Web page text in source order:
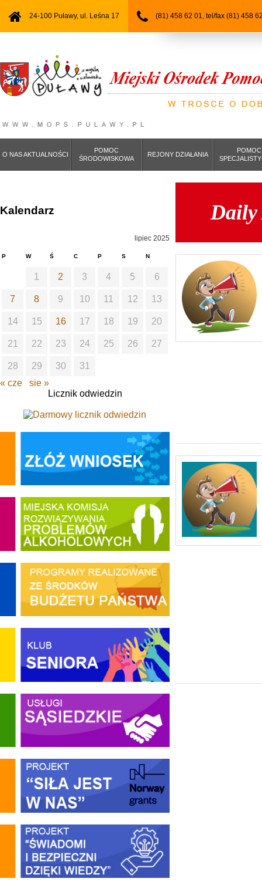
24-100 Puławy, ul. Leśna 17 (81) 458 62 01, tel/fax (81) 458
O NAS AKTUALNOŚCI
POMOC
ŚRODOWISKOWA
REJONY DZIAŁANIA
POMOC
Kalendarz
lipiec 2025
P W Ś C P S N
1 2 3 4 5 6
7 8 9 10 11 12 13
14 15 16 17 18 19 20
21 22 23 24 25 26 27
28 29 30
31
« cze
sie »
Licznik odwiedzin